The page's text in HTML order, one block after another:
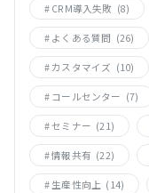
CRM導入失敗 (8)
よくある質問 (26)
カスタマイズ (10)
コールセンター (7)
セミナー (21)
情報共有 (22)
生産性向上 (14)